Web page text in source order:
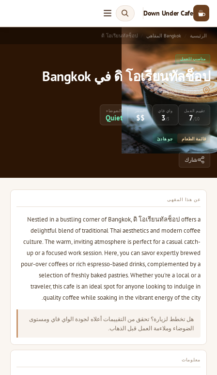
Down Under Cafe
الرئيسية Bangkok المقاهي ดิ โอเรียนทัลช็อป
مناسب للعمل
ดิ โอเรียนทัลช็อป في Bangkok
Bangkok, Thailand
تقييم العمل
7/10
واي فاي
3/5
السعر
$$
الضوضاء
Quiet
قائمة الطعام جو هادئ
شارك
عن هذا المقهى
Nestled in a bustling corner of Bangkok, ดิ โอเรียนทัลช็อป offers a
delightful blend of traditional Thai aesthetics and modern coffee
culture. The warm, inviting atmosphere is perfect for a casual catch-
up or a focused work session. Here, you can savor expertly brewed
pour-over coffees or rich espresso-based drinks, complemented by a
selection of freshly baked pastries. Whether you're a local or a
traveler, this cafe is an ideal spot for anyone looking to indulge in
quality coffee while soaking in the vibrant energy of the city.
هل تخطط لزيارة؟ تحقق من التقييمات أعلاه لجودة الواي فاي ومستوى
الضوضاء وملاءمة العمل قبل الذهاب.
معلومات